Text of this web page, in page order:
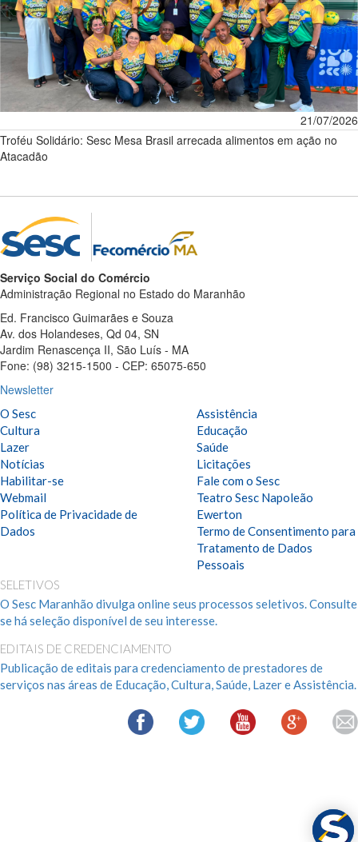
21/07/2026
Troféu Solidário: Sesc Mesa Brasil arrecada alimentos em ação no
Atacadão
Serviço Social do Comércio
Administração Regional no Estado do Maranhão
Ed. Francisco Guimarães e Souza
Av. dos Holandeses, Qd 04, SN
Jardim Renascença II, São Luís - MA
Fone: (98) 3215-1500 - CEP: 65075-650
Newsletter
O Sesc
Assistência
Cultura
Educação
Lazer
Saúde
Notícias
Licitações
Habilitar-se
Fale com o Sesc
Webmail
Teatro Sesc Napoleão
Ewerton
Política de Privacidade de
Dados
Termo de Consentimento para
Tratamento de Dados
Pessoais
SELETIVOS
O Sesc Maranhão divulga online seus processos seletivos. Consulte
se há seleção disponível de seu interesse.
EDITAIS DE CREDENCIAMENTO
Publicação de editais para credenciamento de prestadores de
serviços nas áreas de Educação, Cultura, Saúde, Lazer e Assistência.